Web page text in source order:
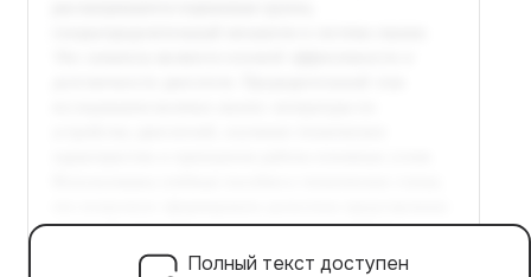
Полный текст доступен